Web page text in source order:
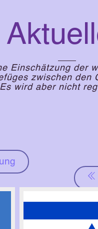
Einschätzung der
zwischen
wird aber nicht